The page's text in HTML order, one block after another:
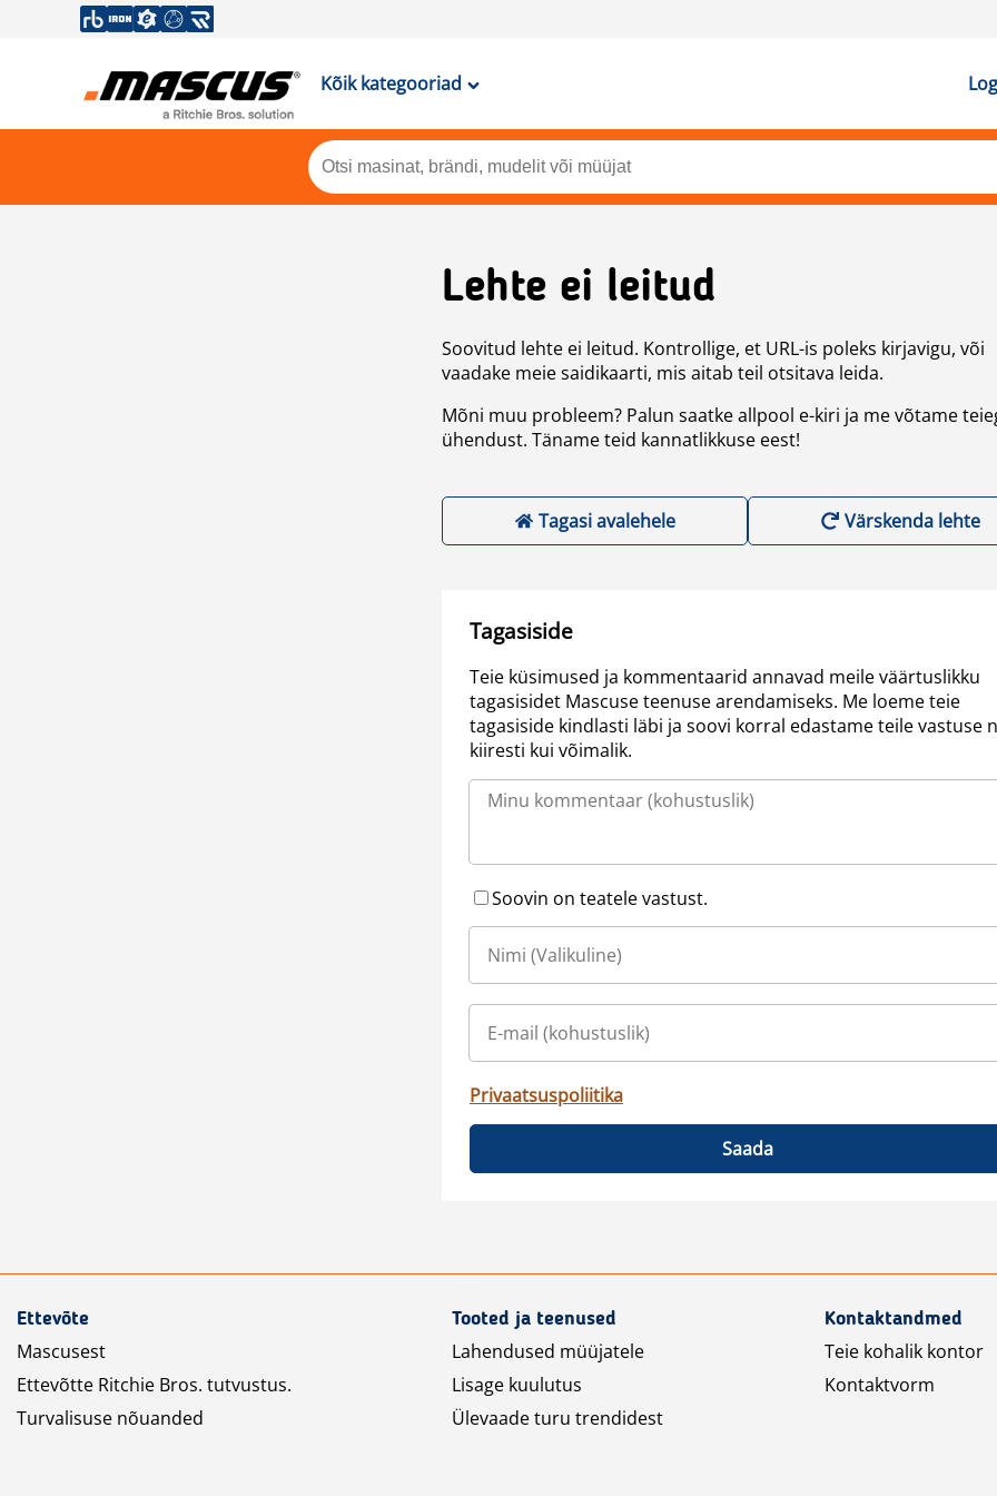
Kõik kategooriad
Lehte ei leitud
Soovitud lehte ei leitud. Kontrollige, et URL-is poleks kirjavigu, või
vaadake meie saidikaarti, mis aitab teil otsitava leida.
Mõni muu probleem? Palun saatke allpool e-kiri ja me võtame
ühendust. Täname teid kannatlikkuse eest!
Tagasi avalehele Värskenda lehte
Tagasiside
Teie küsimused ja kommentaarid annavad meile väärtuslikku
tagasisidet Mascuse teenuse arendamiseks. Me loeme teie
tagasiside kindlasti läbi ja soovi korral edastame teile vastuse
kiiresti kui võimalik.
Soovin on teatele vastust.
Privaatsuspoliitika
Saada
Ettevõte
Mascusest
Ettevõtte Ritchie Bros. tutvustus.
Turvalisuse nõuanded
Tooted ja teenused
Lahendused müüjatele
Lisage kuulutus
Ülevaade turu trendidest
Kontaktandmed
Teie kohalik kontor
Kontaktvorm